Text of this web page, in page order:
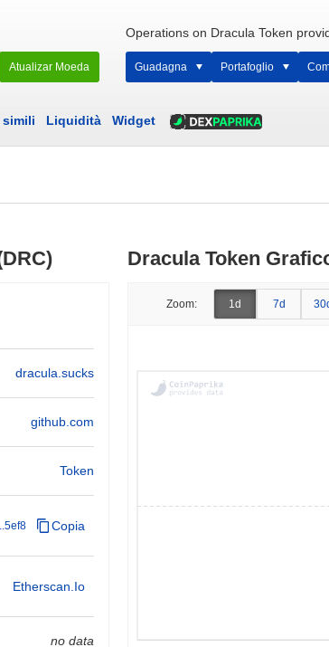
Atualizar Moeda
Operations on Dracula Token
Guadagna Portafoglio
simili Liquidità Widget
dracula.sucks
github.com
Token
Copia
Etherscan.io
no data
Dracula Token
Zoom: 1d 7d